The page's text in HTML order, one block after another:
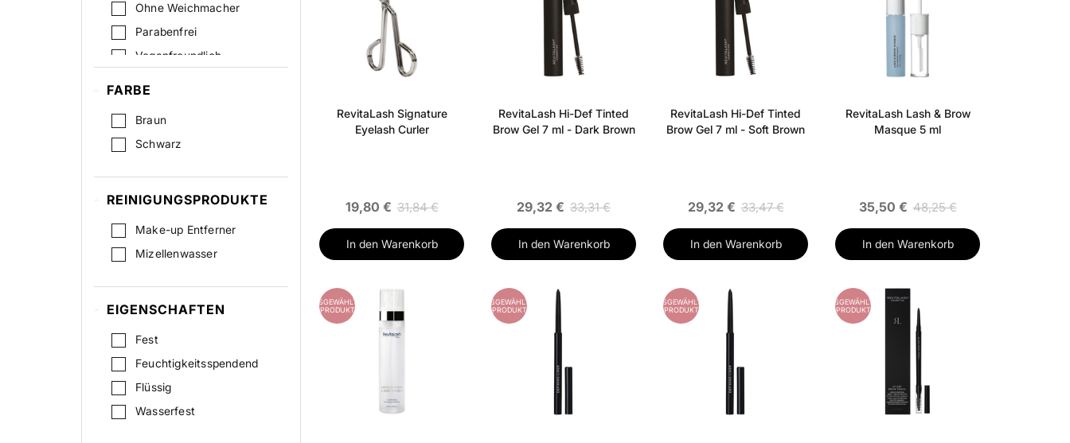
Ohne Weichmacher
Parabenfrei
Veganfreundlich
FARBE
Braun
Schwarz
REINIGUNGSPRODUKTE
Make-up Entferner
Mizellenwasser
EIGENSCHAFTEN
Fest
Feuchtigkeitsspendend
Flüssig
Wasserfest
RevitaLash Signature
Eyelash Curler
19,80 € 31,84 €
In den Warenkorb
RevitaLash Hi-Def Tinted
Brow Gel 7 ml - Dark Brown
29,32 € 33,31 €
In den Warenkorb
RevitaLash Hi-Def Tinted
Brow Gel 7 ml - Soft Brown
29,32 € 33,47 €
In den Warenkorb
RevitaLash Lash & Brow
Masque 5 ml
35,50 € 48,25 €
In den Warenkorb
AUSGEWÄHLTES
PRODUKT
AUSGEWÄHLTES
PRODUKT
AUSGEWÄHLTES
PRODUKT
AUSGEWÄHLTES
PRODUKT